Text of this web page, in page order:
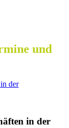
und
in der